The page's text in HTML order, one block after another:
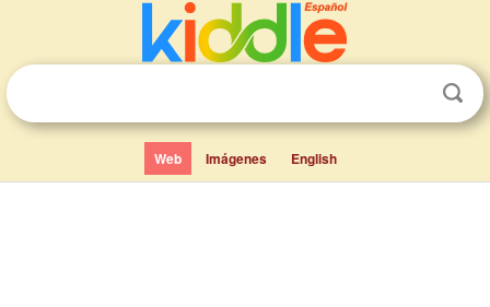
Web Imágenes English